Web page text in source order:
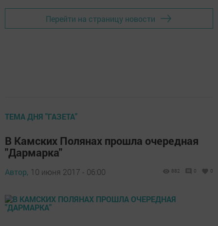
Перейти на страницу новости
ТЕМА ДНЯ "ГАЗЕТА"
В Камских Полянах прошла очередная
"Дармарка"
Автор, 10 июня 2017 - 06:00 882 0 0